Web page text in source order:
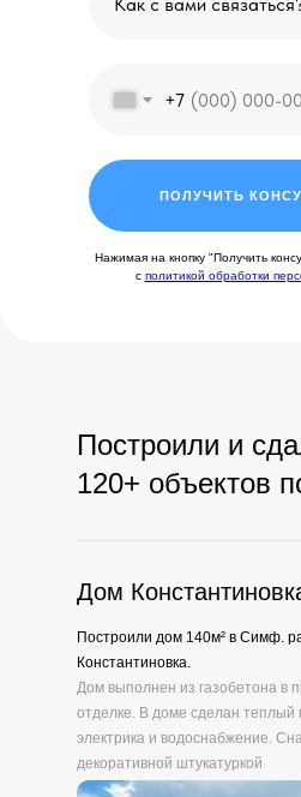
+7
Нажимая на кнопку "Получить
с политикой обработки
ПОЛУЧИТЬ
Построили и
120+ объектов
Дом
Построили дом 140м² в Симф.
Константиновка.
Дом выполнен из газобетона в
отделке. В доме сделан теплый
электрика и водоснабжение.
декоративной штукатуркой